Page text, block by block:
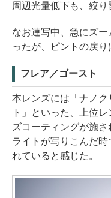
周辺光量低下も、絞り
なお連写中、急にズ
ったが、ピントの戻り
フレア／ゴースト
本レンズには「ナノ
ト」といった、上位
ズコーティングが施
ライトが写りこんだ
れていると感じた。